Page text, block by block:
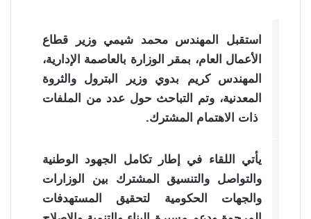
استقبل المهندس محمد شيمي وزير قطاع
الأعمال العام، بمقر الوزارة بالعاصمة الإدارية،
المهندس كريم بدوي وزير البترول والثروة
المعدنية، وتم التباحث حول عدد من الملفات
ذات الاهتمام المشترك.
يأتي اللقاء في إطار تكامل الجهود الوطنية
والتواصل والتنسيق المشترك بين الوزارات
والجهات الحكومية لتحقيق المستهدفات